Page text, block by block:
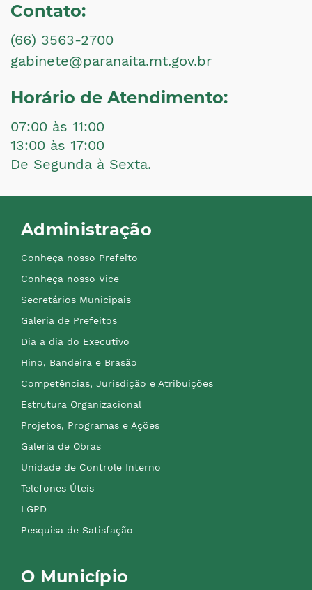
Contato:
(66) 3563-2700
gabinete@paranaita.mt.gov.br
Horário de Atendimento:
07:00 às 11:00
13:00 às 17:00
De Segunda à Sexta.
Administração
Conheça nosso Prefeito
Conheça nosso Vice
Secretários Municipais
Galeria de Prefeitos
Dia a dia do Executivo
Hino, Bandeira e Brasão
Competências, Jurisdição e Atribuições
Estrutura Organizacional
Projetos, Programas e Ações
Galeria de Obras
Unidade de Controle Interno
Telefones Úteis
LGPD
Pesquisa de Satisfação
O Município